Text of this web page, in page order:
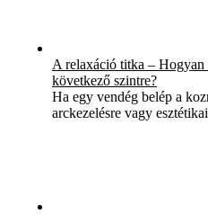
A relaxáció titka – Hogyan
következő szintre?
Ha egy vendég belép a
arckezelésre vagy